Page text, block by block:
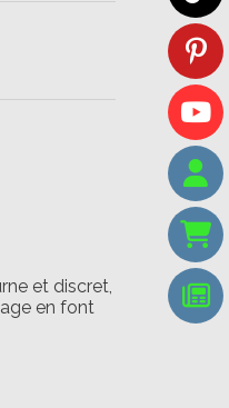
et discret,
en font